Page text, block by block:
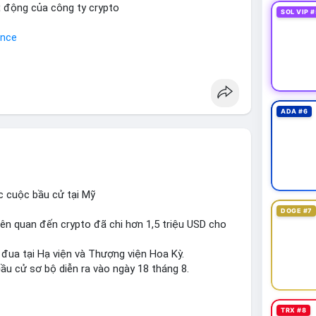
động của công ty crypto
cuộc bầu cử tại Mỹ
quan đến crypto đã chi hơn 1,5 triệu USD cho
tại Hạ viện và Thượng viện Hoa Kỳ.
cử sơ bộ diễn ra vào ngày 18 tháng 8.
SOL VIP
ADA #6
DOGE #7
TRX #8